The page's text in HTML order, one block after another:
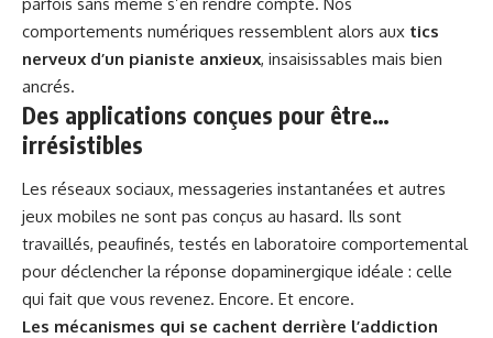
comportements numériques ressemblent alors aux tics
nerveux d’un pianiste anxieux, insaisissables mais bien
ancrés.
Des applications conçues pour être…
irrésistibles
Les réseaux sociaux, messageries instantanées et autres
jeux mobiles ne sont pas conçus au hasard. Ils sont
travaillés, peaufinés, testés en laboratoire comportemental
pour déclencher la réponse dopaminergique idéale : celle
qui fait que vous revenez. Encore. Et encore.
Les mécanismes qui se cachent derrière l’addiction